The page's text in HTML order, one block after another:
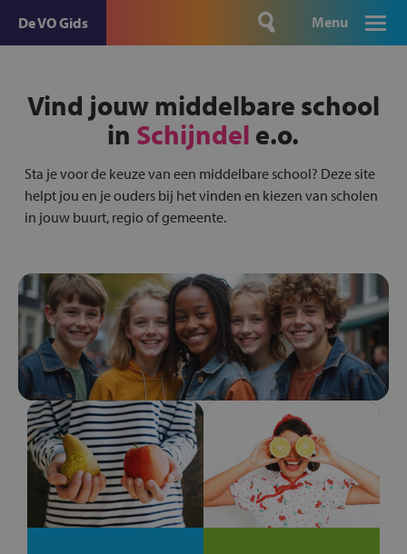
De VO Gids Menu
Vind jouw middelbare school
in Schijndel e.o.
Sta je voor de keuze van een middelbare school? Deze site
helpt jou en je ouders bij het vinden en kiezen van scholen
in jouw buurt, regio of gemeente.